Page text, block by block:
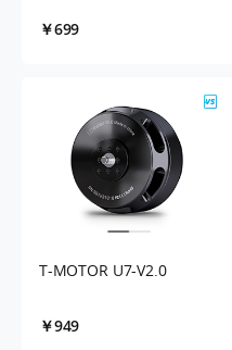
￥699
T-MOTOR U7-V2.0
￥949